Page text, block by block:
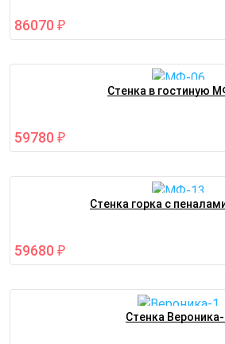
86070 ₽
Стенка в гостиную
59780 ₽
Стенка горка с
59680 ₽
Стенка Вероника-